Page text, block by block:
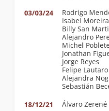
03/03/24
Rodrigo
Isabel Moreira
Billy San
Alejandro
Michel
Jonathan
Jorge Reyes
Felipe
Alejandra
18/12/21
Álvaro Zerené